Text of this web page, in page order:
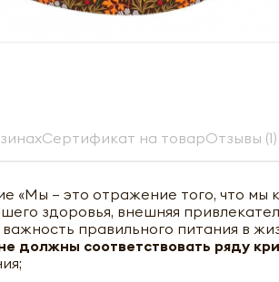
Сертификат на товарОтзывы (1)
«Мы – это отражение того, что мы
здоровья, внешняя
правильного питания в
должны соответствовать ряду